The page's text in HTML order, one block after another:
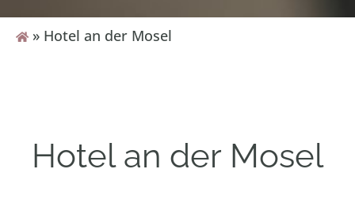
» Hotel an der Mosel
Hotel an der Mosel